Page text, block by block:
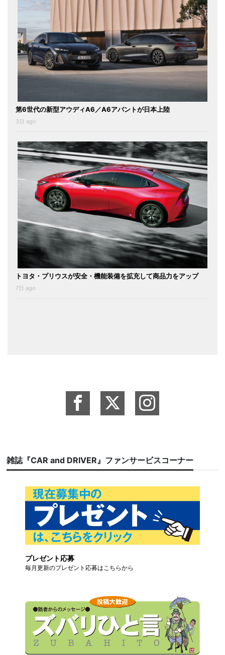
第6世代の新型アウディA6／A6アバントが日本上陸
3日 ago
トヨタ・プリウスが安全・機能装備を拡充して商品力をアップ
7日 ago
雑誌『CAR and DRIVER』ファンサービスコーナー
プレゼント応募
毎月更新のプレゼント応募はこちらから